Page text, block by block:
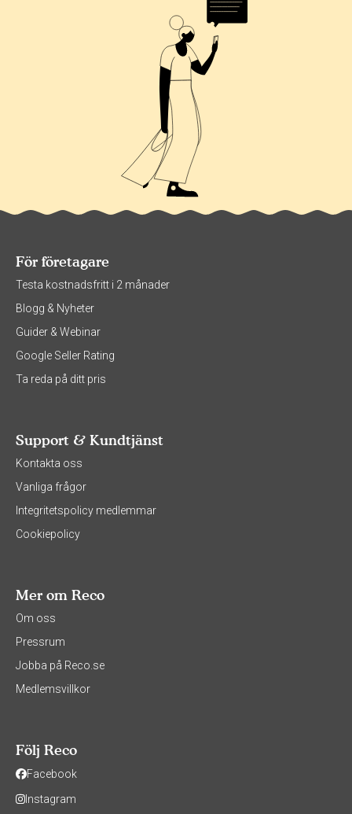
För företagare
Testa kostnadsfritt i 2 månader
Blogg & Nyheter
Guider & Webinar
Google Seller Rating
Ta reda på ditt pris
Support & Kundtjänst
Kontakta oss
Vanliga frågor
Integritetspolicy medlemmar
Cookiepolicy
Mer om Reco
Om oss
Pressrum
Jobba på Reco.se
Medlemsvillkor
Följ Reco
Facebook
Instagram